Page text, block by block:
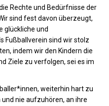
Rechte und Bedürfnisse der
sind fest davon überzeugt,
glückliche und
Fußballverein sind wir stolz
indem wir den Kindern die
Ziele zu verfolgen, sei es im
weiterhin hart zu
nie aufzuhören, an ihre